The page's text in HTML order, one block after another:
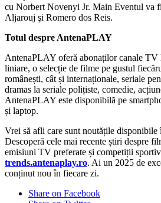
cu Norbert Novenyi Jr. Main Eventul va
Aljarouj şi Romero dos Reis.
Totul despre AntenaPLAY
AntenaPLAY oferă abonaților canale TV
liniare, o selecție de filme pe gustul
românești, cât și internaționale, seriale
dramas la seriale polițiste, comedie,
AntenaPLAY este disponibilă pe
și laptop.
Vrei să afli care sunt noutățile
Descoperă cele mai recente știri despre
emisiuni TV preferate și competiții
trends.antenaplay.ro. Ai un 2025 de
conținut nou în fiecare zi.
Share on Facebook